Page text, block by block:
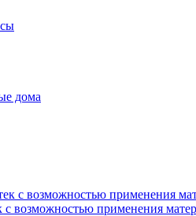
дома
возможностью применения